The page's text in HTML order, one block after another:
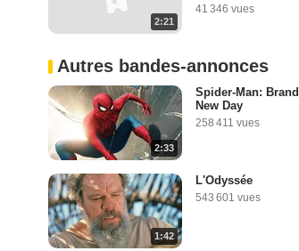
2:21
41 346 vues
Autres bandes-annonces
2:33
Spider-Man: Brand
New Day
258 411 vues
1:42
L'Odyssée
543 601 vues